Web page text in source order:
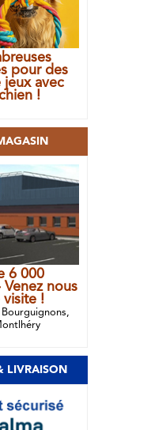
pour des
jeux avec
!
6 000
nous
visite !
LIVRAISON